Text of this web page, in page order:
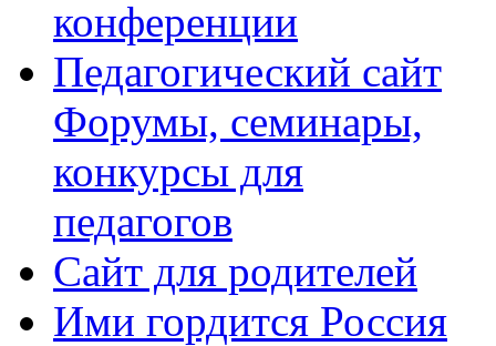
конференции
Педагогический сайт
Форумы, семинары,
конкурсы для
педагогов
Сайт для родителей
Ими гордится Россия